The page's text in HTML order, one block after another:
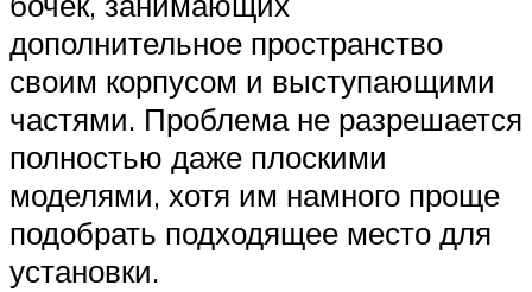
дополнительное пространство
своим корпусом и выступающими
частями. Проблема не разрешается
полностью даже плоскими
моделями, хотя им намного проще
подобрать подходящее место для
установки.